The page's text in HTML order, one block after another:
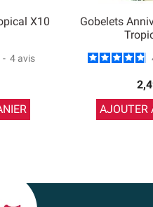
X10
- 4 avis
Gobelets
AJOUTER